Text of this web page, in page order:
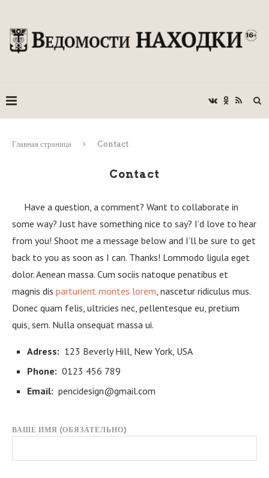
Главная страница Contact
Contact
Have a question, a comment? Want to collaborate in
some way? Just have something nice to say? I’d love to hear
from you! Shoot me a message below and I’ll be sure to get
back to you as soon as I can. Thanks! Lommodo ligula eget
dolor. Aenean massa. Cum sociis natoque penatibus et
magnis dis parturient montes lorem , nascetur ridiculus mus.
Donec quam felis, ultricies nec, pellentesque eu, pretium
quis, sem. Nulla onsequat massa ui.
Adress: 123 Beverly Hill, New York, USA
Phone: 0123 456 789
Email: pencidesign@gmail.com
ВАШЕ ИМЯ (ОБЯЗАТЕЛЬНО)